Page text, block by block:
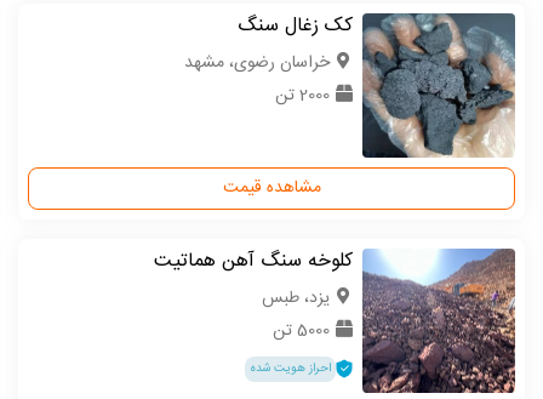
کک زغال سنگ
خراسان رضوی، مشهد
2000 تن
مشاهده قیمت
کلوخه سنگ آهن هماتیت
یزد، طبس
5000 تن
احراز هویت شده